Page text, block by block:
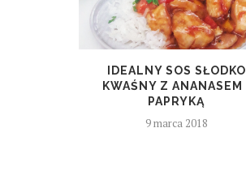
IDEALNY SOS SŁODKO
KWAŚNY Z ANANASEM I
PAPRYKĄ
9 marca 2018